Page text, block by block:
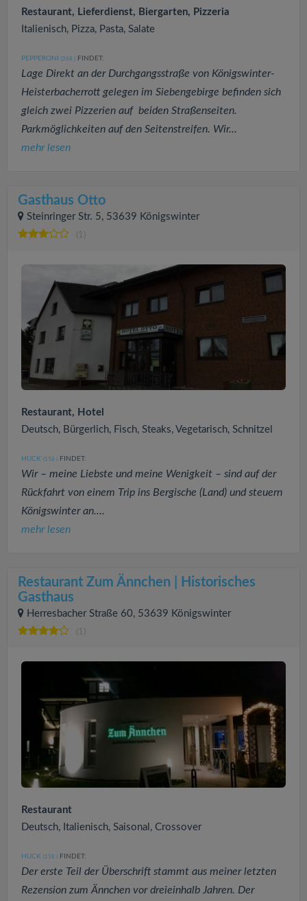
Restaurant, Lieferdienst, Biergarten, Pizzeria
Italienisch, Pizza, Pasta, Salate
PEPPERONI (268 ) FINDET:
Lage Direkt an der Durchgangsstraße von Königswinter-
Heisterbacherrott gelegen im Siebengebirge befinden sich
gleich zwei Pizzerien auf beiden Straßenseiten.
Parkmöglichkeiten auf den Seitenstreifen. Wir...
mehr lesen
Gasthaus Otto
Steinringer Str. 5, 53639 Königswinter
(1)
Restaurant, Hotel
Deutsch, Bürgerlich, Fisch, Steaks, Vegetarisch, Schnitzel
HUCK (158 ) FINDET:
Wir – meine Liebste und meine Wenigkeit – sind auf der
Rückfahrt von einem Trip ins Bergische (Land) und steuern
Königswinter an....
mehr lesen
Restaurant Zum Ännchen | Historisches
Gasthaus
Herresbacher Straße 60, 53639 Königswinter
Restaurant
Deutsch, Italienisch, Saisonal, Crossover
HUCK (158 ) FINDET:
Der erste Teil der Überschrift stammt aus meiner letzten
Rezension zum Ännchen vor dreieinhalb Jahren. Der